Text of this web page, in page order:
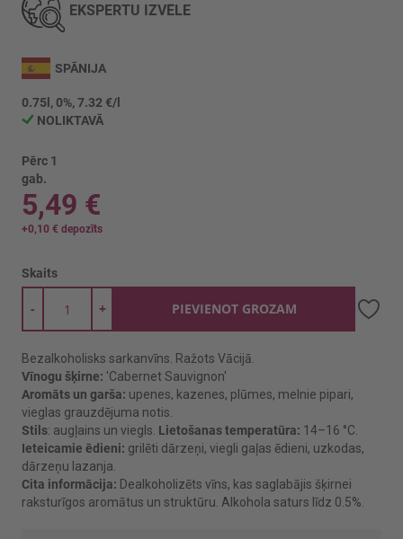
galerijas
sākumu
EKSPERTU IZVĒLE
SPĀNIJA
0.75l, 0%, 7.32 €/l
NOLIKTAVĀ
Pērc 1
gab.
5,49 €
+0,10 € depozīts
Skaits
+
- PIEVIENOT GROZAM
Bezalkoholisks sarkanvīns. Ražots Vācijā.
Vīnogu šķirne: 'Cabernet Sauvignon'
Aromāts un garša: upenes, kazenes, plūmes, melnie pipari,
vieglas grauzdējuma notis.
Stils: augļains un viegls. Lietošanas temperatūra: 14–16 °C.
Ieteicamie ēdieni: grilēti dārzeņi, viegli gaļas ēdieni, uzkodas,
dārzeņu lazanja.
Cita informācija: Dealkoholizēts vīns, kas saglabājis šķirnei
raksturīgos aromātus un struktūru. Alkohola saturs līdz 0.5%.